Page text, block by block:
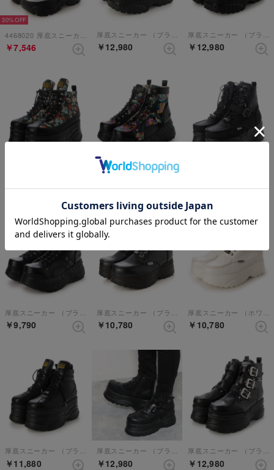
30%
￥7,546 ￥12,980 ￥12,980
￥11,880
厚底スニーカー （ブラックパープル）【和柄】
￥9,790 ￥11,880
￥9,790 ￥10,780 ￥10,780
厚底スニーカー （ブラック）
￥11,880
厚底スニーカー （ブラック）
￥12,980
厚底スニーカー （ブラックパープル）
￥12,980